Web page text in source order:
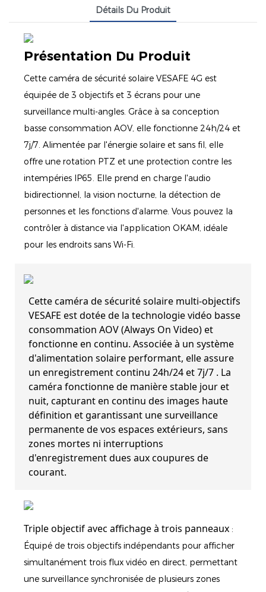
Détails Du Produit
Présentation Du Produit
Cette caméra de sécurité solaire VESAFE 4G est
équipée de 3 objectifs et 3 écrans pour une
surveillance multi-angles. Grâce à sa conception
basse consommation AOV, elle fonctionne 24h/24 et
7j/7. Alimentée par l'énergie solaire et sans fil, elle
offre une rotation PTZ et une protection contre les
intempéries IP65. Elle prend en charge l'audio
bidirectionnel, la vision nocturne, la détection de
personnes et les fonctions d'alarme. Vous pouvez la
contrôler à distance via l'application OKAM, idéale
pour les endroits sans Wi-Fi.
Cette caméra de sécurité solaire multi-objectifs
VESAFE est dotée de la technologie vidéo basse
consommation AOV (Always On Video) et
fonctionne en continu. Associée à un système
d'alimentation solaire performant, elle assure
un enregistrement continu 24h/24 et 7j/7 . La
caméra fonctionne de manière stable jour et
nuit, capturant en continu des images haute
définition et garantissant une surveillance
permanente de vos espaces extérieurs, sans
zones mortes ni interruptions
d'enregistrement dues aux coupures de
courant.
Triple objectif avec affichage à trois panneaux :
Équipé de trois objectifs indépendants pour afficher
simultanément trois flux vidéo en direct, permettant
une surveillance synchronisée de plusieurs zones